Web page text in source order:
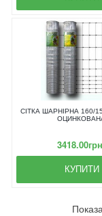
СІТКА ШАРНІРНА 160/
КУПИТИ